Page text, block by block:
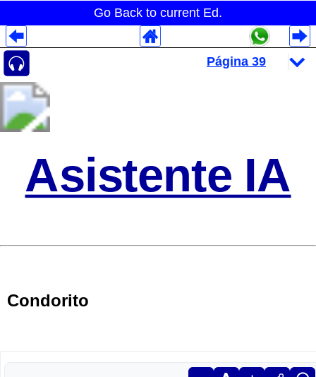
Go Back to current Ed.
Asistente IA
Condorito
Despliegues Analytics
Despliegues Totales
Despliegues por Rubros